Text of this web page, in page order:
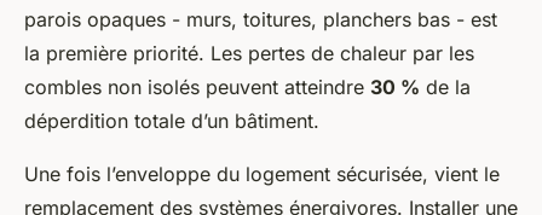
parois opaques - murs, toitures, planchers bas - est
la première priorité. Les pertes de chaleur par les
combles non isolés peuvent atteindre 30 % de la
déperdition totale d’un bâtiment.
Une fois l’enveloppe du logement sécurisée, vient le
remplacement des systèmes énergivores. Installer une